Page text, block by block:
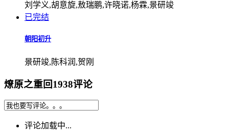
刘学义,胡意旋,敖瑞鹏,许晓诺,杨霖,景研竣
已完结
朝阳初升
景研竣,陈科润,贺刚
燎原之重回1938评论
评论加载中...